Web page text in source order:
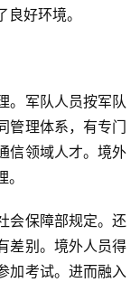
好环境。
。军队人员按军队
管理体系，有专门
信领域人才。境外
会保障部规定。还
差别。境外人员得
加考试。进而融入